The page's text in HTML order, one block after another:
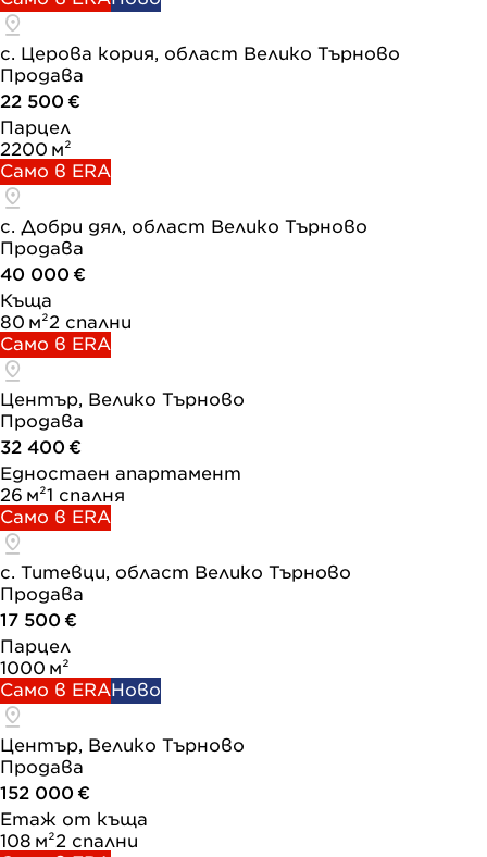
с. Церова кория, област Велико Търново
Продава
22 500 €
Парцел
2200 м²
Само в ERA
с. Добри дял, област Велико Търново
Продава
40 000 €
Къща
80 м²2 спални
Само в ERA
Център, Велико Търново
Продава
32 400 €
Едностаен апартамент
26 м²1 спалня
Само в ERA
с. Титевци, област Велико Търново
Продава
17 500 €
Парцел
1000 м²
Само в ERAНово
Център, Велико Търново
Продава
152 000 €
Етаж от къща
108 м²2 спални